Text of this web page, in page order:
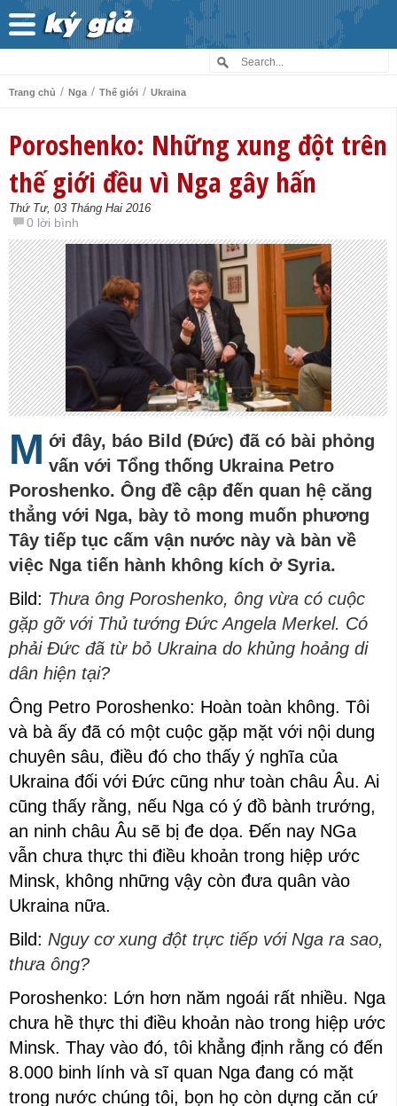
Trang chủ / Nga / Thế giới / Ukraina
Poroshenko: Những xung đột trên
thế giới đều vì Nga gây hấn
Thứ Tư, 03 Tháng Hai 2016
0 lời bình
M ới đây, báo Bild (Đức) đã có bài phỏng
vấn với Tổng thống Ukraina Petro
Poroshenko. Ông đề cập đến quan hệ căng
thẳng với Nga, bày tỏ mong muốn phương
Tây tiếp tục cấm vận nước này và bàn về
việc Nga tiến hành không kích ở Syria.
Bild: Thưa ông Poroshenko, ông vừa có cuộc
gặp gỡ với Thủ tướng Đức Angela Merkel. Có
phải Đức đã từ bỏ Ukraina do khủng hoảng di
dân hiện tại?
Ông Petro Poroshenko: Hoàn toàn không. Tôi
và bà ấy đã có một cuộc gặp mặt với nội dung
chuyên sâu, điều đó cho thấy ý nghĩa của
Ukraina đối với Đức cũng như toàn châu Âu. Ai
cũng thấy rằng, nếu Nga có ý đồ bành trướng,
an ninh châu Âu sẽ bị đe dọa. Đến nay NGa
vẫn chưa thực thi điều khoản trong hiệp ước
Minsk, không những vậy còn đưa quân vào
Ukraina nữa.
Bild: Nguy cơ xung đột trực tiếp với Nga ra sao,
thưa ông?
Poroshenko: Lớn hơn năm ngoái rất nhiều. Nga
chưa hề thực thi điều khoản nào trong hiệp ước
Minsk. Thay vào đó, tôi khẳng định rằng có đến
8.000 binh lính và sĩ quan Nga đang có mặt
trong nước chúng tôi, bọn họ còn dựng căn cứ